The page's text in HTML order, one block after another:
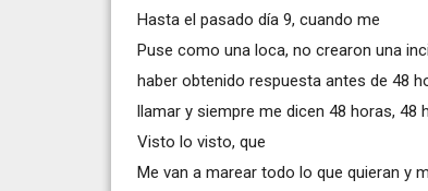
Hasta el pasado día 9, cuando me
Puse como una loca, no crearon una
haber obtenido respuesta antes de 48
llamar y siempre me dicen 48 horas, 48
Visto lo visto, que
Me van a marear todo lo que quieran y